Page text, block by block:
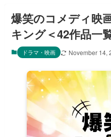
爆笑のコメディ映
キング＜42作品一
ドラマ・映画 November 14,